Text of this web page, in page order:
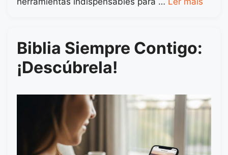
Biblia Siempre Contigo:
¡Descúbrela!